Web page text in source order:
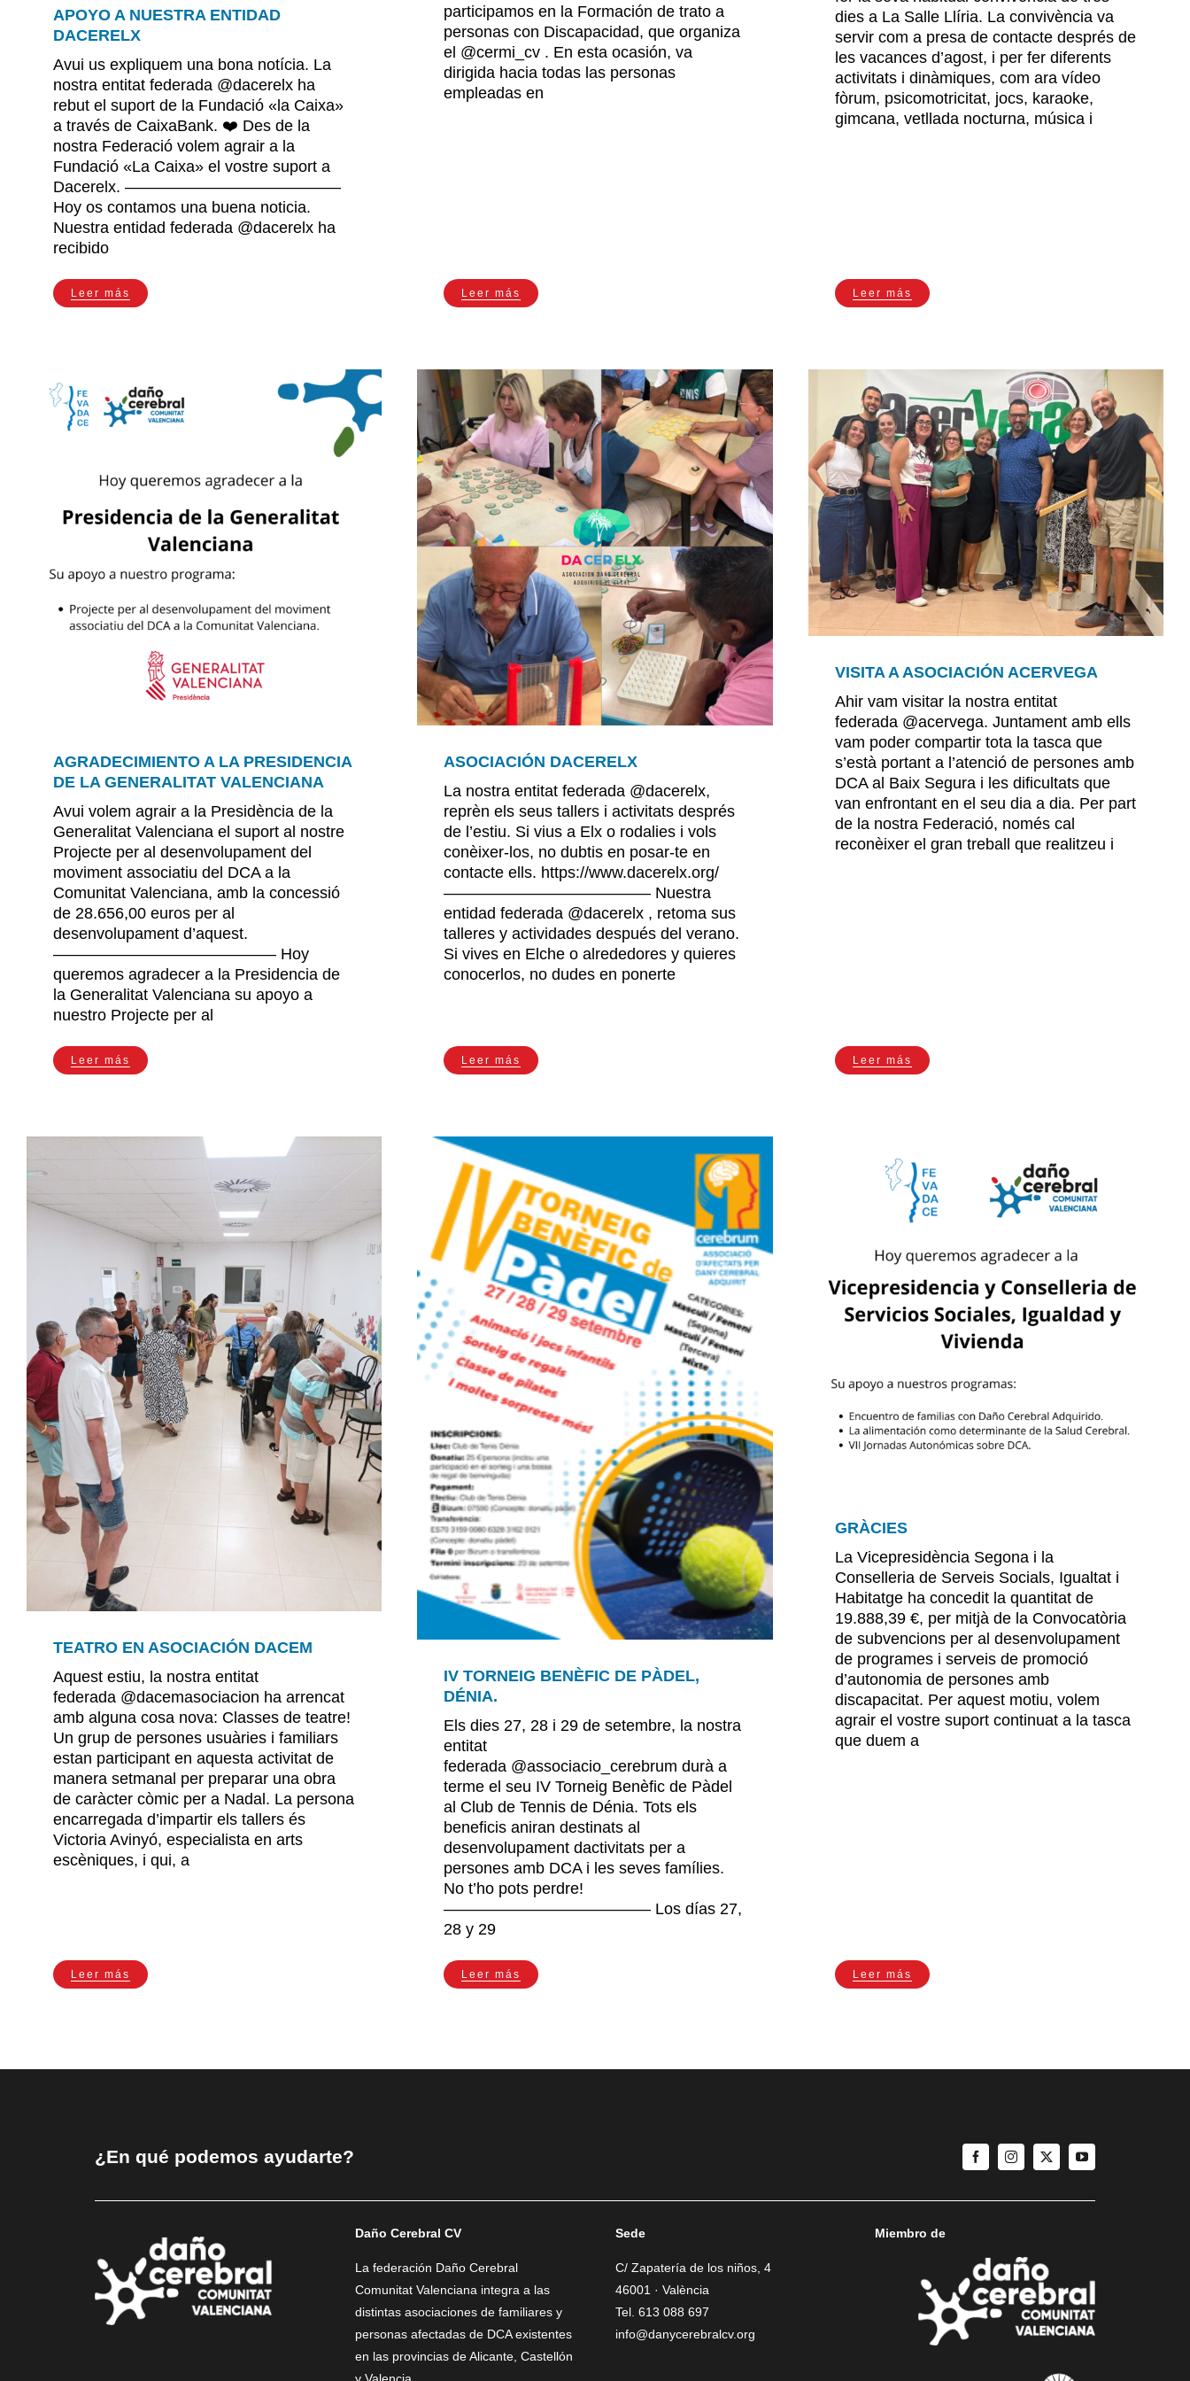
APOYO A NUESTRA ENTIDAD
DACERELX
Avui us expliquem una bona notícia. La
nostra entitat federada @dacerelx ha
rebut el suport de la Fundació «la Caixa»
a través de CaixaBank. ❤️ Des de la
nostra Federació volem agrair a la
Fundació «La Caixa» el vostre suport a
Dacerelx. —————————————–
Hoy os contamos una buena noticia.
Nuestra entidad federada @dacerelx ha
recibido
Leer más
participamos en la Formación de trato a
personas con Discapacidad, que organiza
el @cermi_cv . En esta ocasión, va
dirigida hacia todas las personas
empleadas en
Leer más
dies a La Salle Llíria. La convivència va
servir com a presa de contacte després de
les vacances d’agost, i per fer diferents
activitats i dinàmiques, com ara vídeo
fòrum, psicomotricitat, jocs, karaoke,
gimcana, vetllada nocturna, música i
Leer más
AGRADECIMIENTO A LA PRESIDENCIA
DE LA GENERALITAT VALENCIANA
Avui volem agrair a la Presidència de la
Generalitat Valenciana el suport al nostre
Projecte per al desenvolupament del
moviment associatiu del DCA a la
Comunitat Valenciana, amb la concessió
de 28.656,00 euros per al
desenvolupament d’aquest.
—————————————— Hoy
queremos agradecer a la Presidencia de
la Generalitat Valenciana su apoyo a
nuestro Projecte per al
Leer más
ASOCIACIÓN DACERELX
La nostra entitat federada @dacerelx,
reprèn els seus tallers i activitats després
de l’estiu. Si vius a Elx o rodalies i vols
conèixer-los, no dubtis en posar-te en
contacte ells. https://www.dacerelx.org/
————————————— Nuestra
entidad federada @dacerelx , retoma sus
talleres y actividades después del verano.
Si vives en Elche o alrededores y quieres
conocerlos, no dudes en ponerte
Leer más
VISITA A ASOCIACIÓN ACERVEGA
Ahir vam visitar la nostra entitat
federada @acervega. Juntament amb ells
vam poder compartir tota la tasca que
s’està portant a l’atenció de persones amb
DCA al Baix Segura i les dificultats que
van enfrontant en el seu dia a dia. Per part
de la nostra Federació, només cal
reconèixer el gran treball que realitzeu i
Leer más
TEATRO EN ASOCIACIÓN DACEM
Aquest estiu, la nostra entitat
federada @dacemasociacion ha arrencat
amb alguna cosa nova: Classes de teatre!
Un grup de persones usuàries i familiars
estan participant en aquesta activitat de
manera setmanal per preparar una obra
de caràcter còmic per a Nadal. La persona
encarregada d’impartir els tallers és
Victoria Avinyó, especialista en arts
escèniques, i qui, a
Leer más
IV TORNEIG BENÈFIC DE PÀDEL,
DÉNIA.
Els dies 27, 28 i 29 de setembre, la nostra
entitat
federada @associacio_cerebrum durà a
terme el seu IV Torneig Benèfic de Pàdel
al Club de Tennis de Dénia. Tots els
beneficis aniran destinats al
desenvolupament dactivitats per a
persones amb DCA i les seves famílies.
No t’ho pots perdre!
————————————— Los días 27,
28 y 29
Leer más
GRÀCIES
La Vicepresidència Segona i la
Conselleria de Serveis Socials, Igualtat i
Habitatge ha concedit la quantitat de
19.888,39 €, per mitjà de la Convocatòria
de subvencions per al desenvolupament
de programes i serveis de promoció
d’autonomia de persones amb
discapacitat. Per aquest motiu, volem
agrair el vostre suport continuat a la tasca
que duem a
Leer más
¿En qué podemos ayudarte?
Daño Cerebral CV
La federación Daño Cerebral
Comunitat Valenciana integra a las
distintas asociaciones de familiares y
personas afectadas de DCA existentes
en las provincias de Alicante, Castellón
Sede
C/ Zapatería de los niños, 4
46001 · València
Tel. 613 088 697
info@danycerebralcv.org
Miembro de